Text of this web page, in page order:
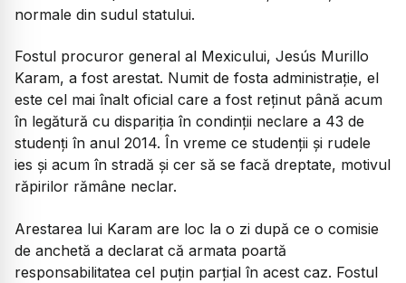
normale din sudul statului.
Fostul procuror general al Mexicului, Jesús Murillo
Karam, a fost arestat. Numit de fosta administrație, el
este cel mai înalt oficial care a fost reținut până acum
în legătură cu dispariția în condinții neclare a 43 de
studenți în anul 2014. În vreme ce studenții și rudele
ies și acum în stradă și cer să se facă dreptate, motivul
răpirilor rămâne neclar.
Arestarea lui Karam are loc la o zi după ce o comisie
de anchetă a declarat că armata poartă
responsabilitatea cel puțin parțial în acest caz. Fostul